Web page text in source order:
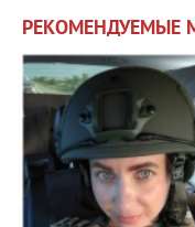
РЕКОМЕНДУЕМЫЕ